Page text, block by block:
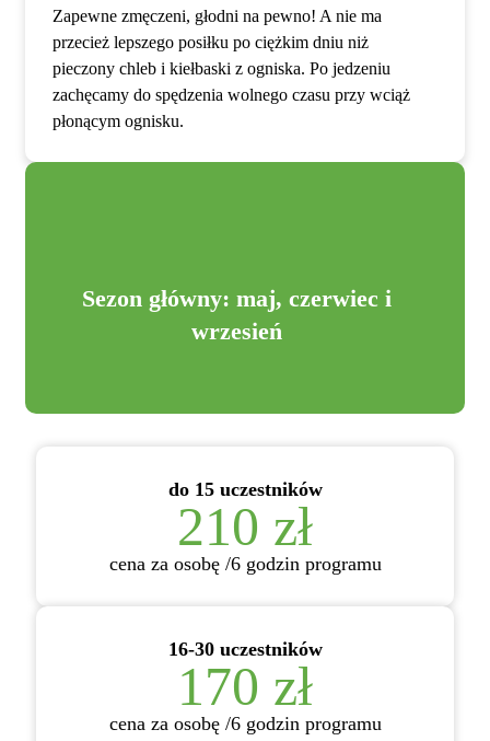
Zapewne zmęczeni, głodni na pewno! A nie ma
przecież lepszego posiłku po ciężkim dniu niż
pieczony chleb i kiełbaski z ogniska. Po jedzeniu
zachęcamy do spędzenia wolnego czasu przy wciąż
płonącym ognisku.
Sezon główny: maj, czerwiec i
wrzesień
do 15 uczestników
210 zł
cena za osobę /6 godzin programu
16-30 uczestników
170 zł
cena za osobę /6 godzin programu